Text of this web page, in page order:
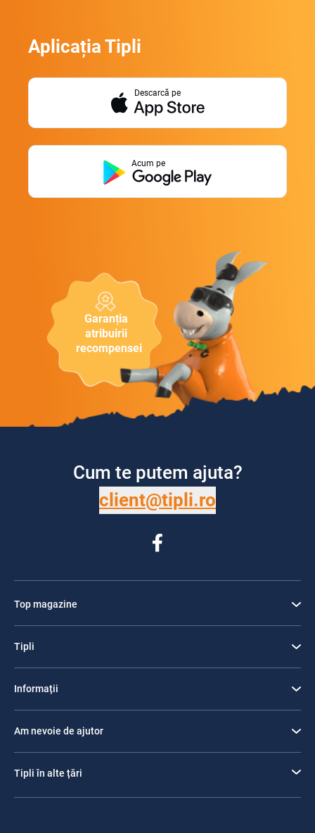
Garanția
atribuirii
recompensei
Aplicația Tipli
Descarcă pe
Acum pe
Cum te putem ajuta?
client@tipli.ro
Top magazine
Tipli
Informații
Am nevoie de ajutor
Tipli în alte țări